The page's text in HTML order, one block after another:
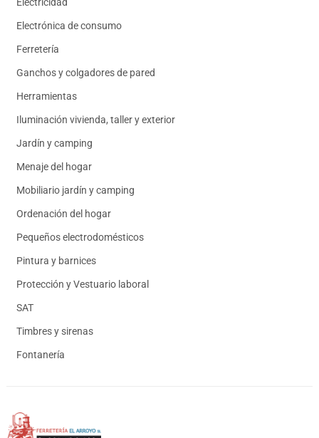
Electrónica de consumo
Ferretería
Ganchos y colgadores de pared
Herramientas
Iluminación vivienda, taller y exterior
Jardín y camping
Menaje del hogar
Mobiliario jardín y camping
Ordenación del hogar
Pequeños electrodomésticos
Pintura y barnices
Protección y Vestuario laboral
SAT
Timbres y sirenas
Fontanería